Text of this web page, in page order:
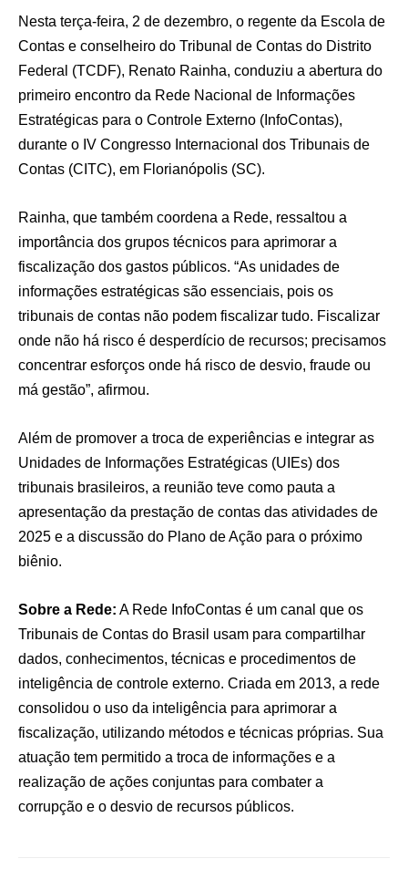
Nesta terça-feira, 2 de dezembro, o regente da Escola de
Contas e conselheiro do Tribunal de Contas do Distrito
Federal (TCDF), Renato Rainha, conduziu a abertura do
primeiro encontro da Rede Nacional de Informações
Estratégicas para o Controle Externo (InfoContas),
durante o IV Congresso Internacional dos Tribunais de
Contas (CITC), em Florianópolis (SC).
Rainha, que também coordena a Rede, ressaltou a
importância dos grupos técnicos para aprimorar a
fiscalização dos gastos públicos. “As unidades de
informações estratégicas são essenciais, pois os
tribunais de contas não podem fiscalizar tudo. Fiscalizar
onde não há risco é desperdício de recursos; precisamos
concentrar esforços onde há risco de desvio, fraude ou
má gestão”, afirmou.
Além de promover a troca de experiências e integrar as
Unidades de Informações Estratégicas (UIEs) dos
tribunais brasileiros, a reunião teve como pauta a
apresentação da prestação de contas das atividades de
2025 e a discussão do Plano de Ação para o próximo
biênio.
Sobre a Rede: A Rede InfoContas é um canal que os
Tribunais de Contas do Brasil usam para compartilhar
dados, conhecimentos, técnicas e procedimentos de
inteligência de controle externo. Criada em 2013, a rede
consolidou o uso da inteligência para aprimorar a
fiscalização, utilizando métodos e técnicas próprias. Sua
atuação tem permitido a troca de informações e a
realização de ações conjuntas para combater a
corrupção e o desvio de recursos públicos.